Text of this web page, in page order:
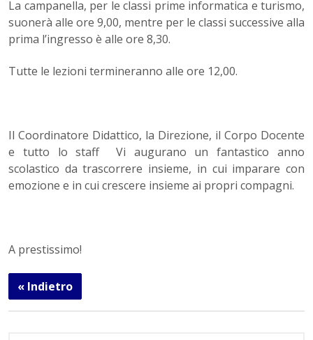
La campanella, per le classi prime informatica e turismo,
suonerà alle ore 9,00, mentre per le classi successive alla
prima l’ingresso è alle ore 8,30.
Tutte le lezioni termineranno alle ore 12,00.
Il Coordinatore Didattico, la Direzione, il Corpo Docente
e tutto lo staff Vi augurano un fantastico anno
scolastico da trascorrere insieme, in cui imparare con
emozione e in cui crescere insieme ai propri compagni.
A prestissimo!
« Indietro